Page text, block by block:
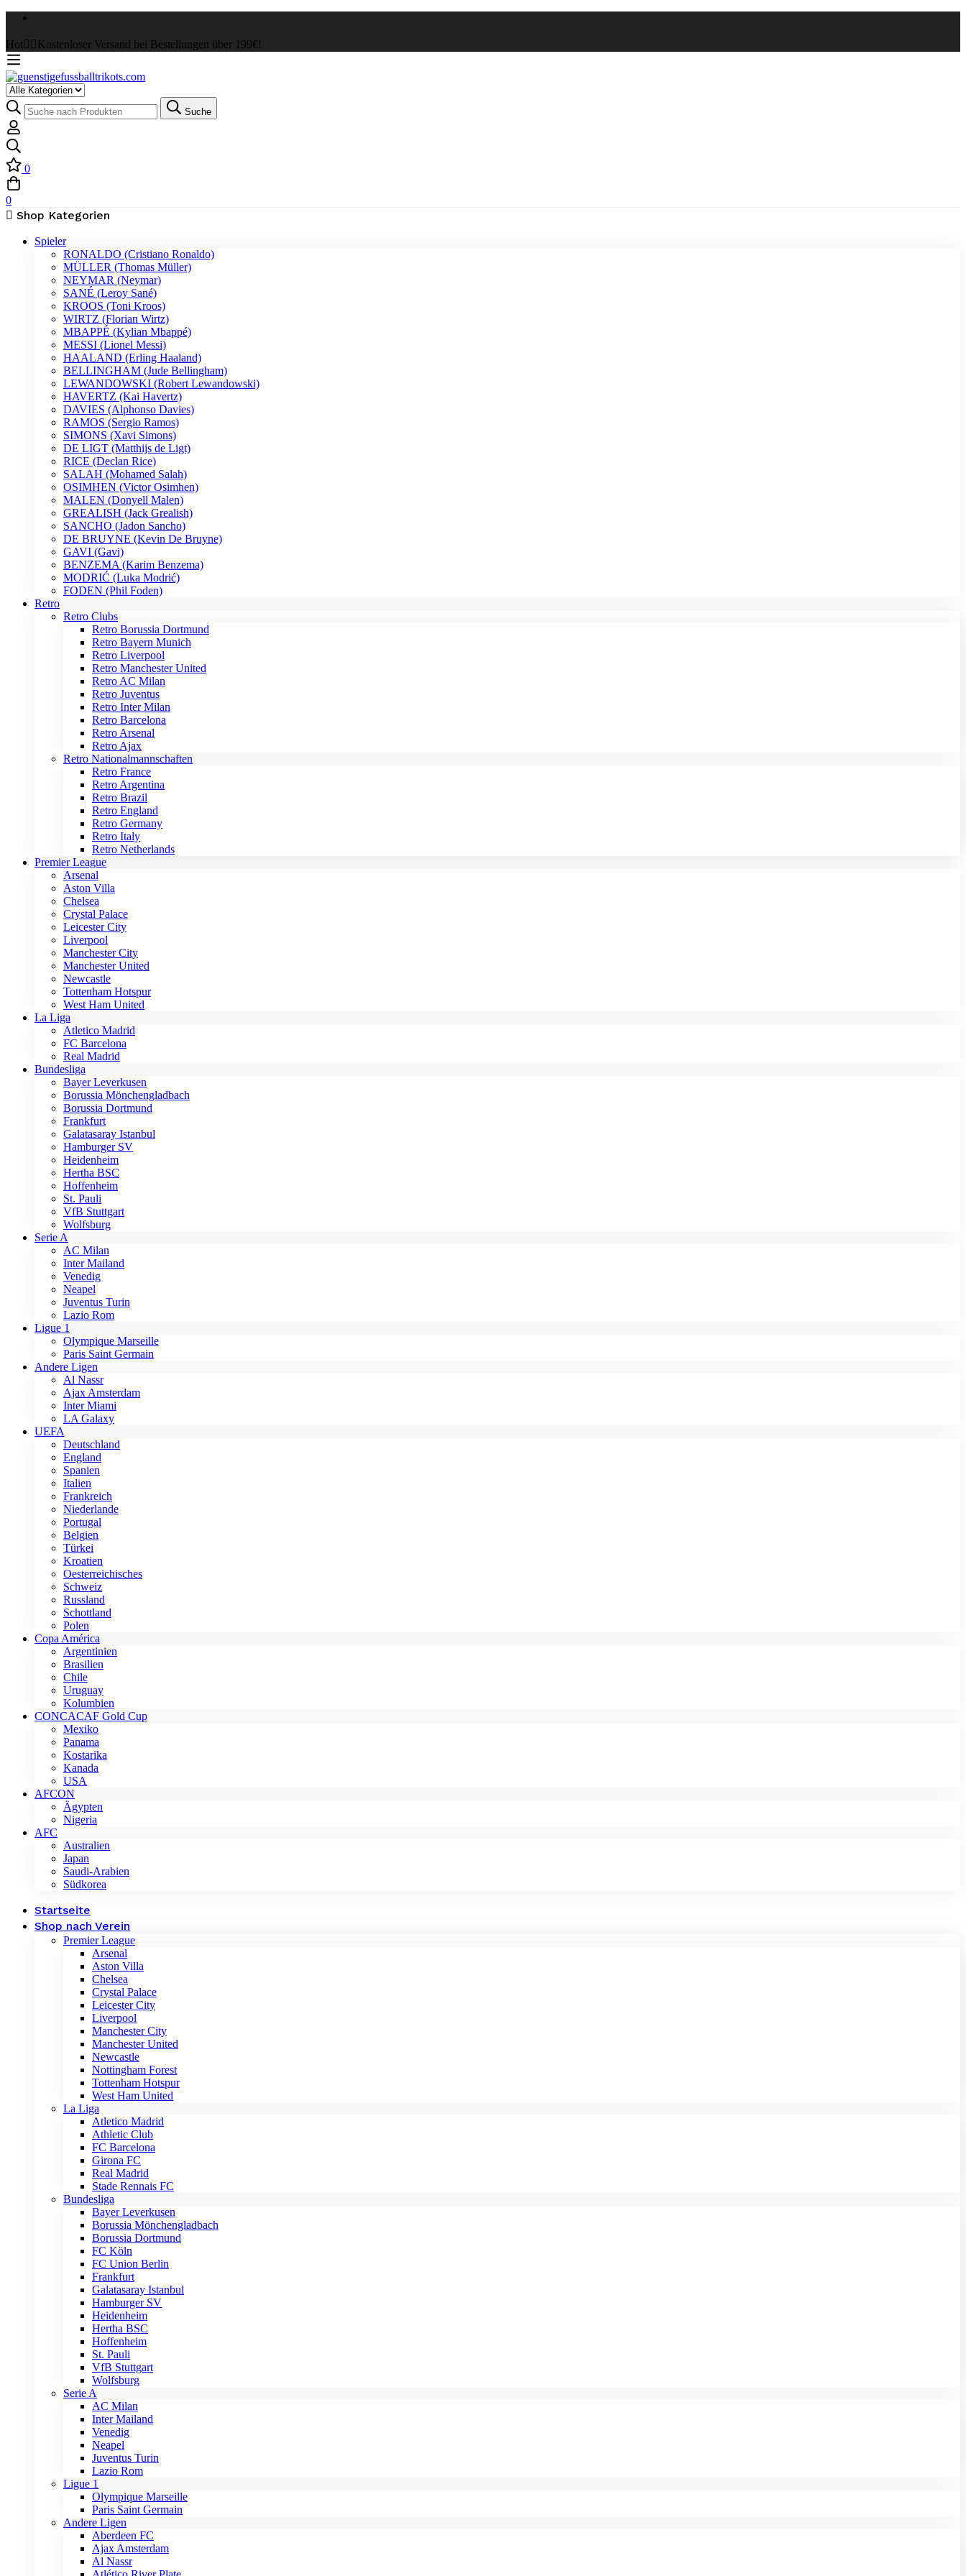
Hot ✌🏼Kostenloser Versand bei Bestellungen über 199€!
Select
a
Category
Suche
nach:
Suche
0
0
Shop Kategorien
Spieler
RONALDO (Cristiano Ronaldo)
MÜLLER (Thomas Müller)
NEYMAR (Neymar)
SANÉ (Leroy Sané)
KROOS (Toni Kroos)
WIRTZ (Florian Wirtz)
MBAPPÉ (Kylian Mbappé)
MESSI (Lionel Messi)
HAALAND (Erling Haaland)
BELLINGHAM (Jude Bellingham)
LEWANDOWSKI (Robert Lewandowski)
HAVERTZ (Kai Havertz)
DAVIES (Alphonso Davies)
RAMOS (Sergio Ramos)
SIMONS (Xavi Simons)
DE LIGT (Matthijs de Ligt)
RICE (Declan Rice)
SALAH (Mohamed Salah)
OSIMHEN (Victor Osimhen)
MALEN (Donyell Malen)
GREALISH (Jack Grealish)
SANCHO (Jadon Sancho)
DE BRUYNE (Kevin De Bruyne)
GAVI (Gavi)
BENZEMA (Karim Benzema)
MODRIĆ (Luka Modrić)
FODEN (Phil Foden)
Retro
Retro Clubs
Retro Borussia Dortmund
Retro Bayern Munich
Retro Liverpool
Retro Manchester United
Retro AC Milan
Retro Juventus
Retro Inter Milan
Retro Barcelona
Retro Arsenal
Retro Ajax
Retro Nationalmannschaften
Retro France
Retro Argentina
Retro Brazil
Retro England
Retro Germany
Retro Italy
Retro Netherlands
Premier League
Arsenal
Aston Villa
Chelsea
Crystal Palace
Leicester City
Liverpool
Manchester City
Manchester United
Newcastle
Tottenham Hotspur
West Ham United
La Liga
Atletico Madrid
FC Barcelona
Real Madrid
Bundesliga
Bayer Leverkusen
Borussia Mönchengladbach
Borussia Dortmund
Frankfurt
Galatasaray Istanbul
Hamburger SV
Heidenheim
Hertha BSC
Hoffenheim
St. Pauli
VfB Stuttgart
Wolfsburg
Serie A
AC Milan
Inter Mailand
Venedig
Neapel
Juventus Turin
Lazio Rom
Ligue 1
Olympique Marseille
Paris Saint Germain
Andere Ligen
Al Nassr
Ajax Amsterdam
Inter Miami
LA Galaxy
UEFA
Deutschland
England
Spanien
Italien
Frankreich
Niederlande
Portugal
Belgien
Türkei
Kroatien
Oesterreichisches
Schweiz
Russland
Schottland
Polen
Copa América
Argentinien
Brasilien
Chile
Uruguay
Kolumbien
CONCACAF Gold Cup
Mexiko
Panama
Kostarika
Kanada
USA
AFCON
Ägypten
Nigeria
AFC
Australien
Japan
Saudi-Arabien
Südkorea
Startseite
Shop nach Verein
Premier League
Arsenal
Aston Villa
Chelsea
Crystal Palace
Leicester City
Liverpool
Manchester City
Manchester United
Newcastle
Nottingham Forest
Tottenham Hotspur
West Ham United
La Liga
Atletico Madrid
Athletic Club
FC Barcelona
Girona FC
Real Madrid
Stade Rennais FC
Bundesliga
Bayer Leverkusen
Borussia Mönchengladbach
Borussia Dortmund
FC Köln
FC Union Berlin
Frankfurt
Galatasaray Istanbul
Hamburger SV
Heidenheim
Hertha BSC
Hoffenheim
St. Pauli
VfB Stuttgart
Wolfsburg
Serie A
AC Milan
Inter Mailand
Venedig
Neapel
Juventus Turin
Lazio Rom
Ligue 1
Olympique Marseille
Paris Saint Germain
Andere Ligen
Aberdeen FC
Ajax Amsterdam
Al Nassr